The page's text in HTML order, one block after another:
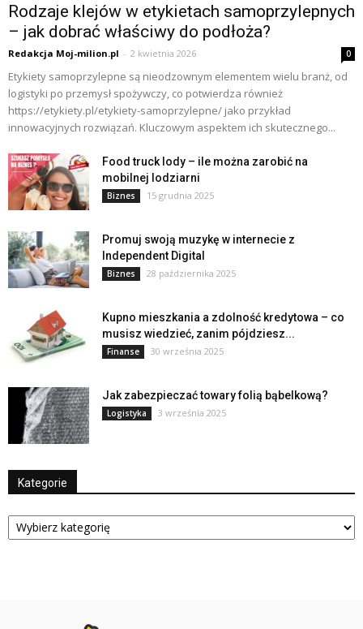
Rodzaje klejów w etykietach samoprzylepnych
– jak dobrać właściwy do podłoża?
Redakcja Moj-milion.pl - 2 kwietnia 2026 0
Etykiety samoprzylepne są nieodzownym elementem wielu branż, od
logistyki po przemysł spożywczy, co potwierdza również
https://etykiety.pl/etykiety-samoprzylepne/ jako przykład
innowacyjnych rozwiązań. Kluczowym aspektem ich skutecznego...
Food truck lody – ile można zarobić na
mobilnej lodziarni
Biznes 15 grudnia 2025
Promuj swoją muzykę w internecie z
Independent Digital
Biznes 28 października 2025
Kupno mieszkania a zdolność kredytowa – co
musisz wiedzieć, zanim pójdziesz...
Finanse 30 września 2025
Jak zabezpieczać towary folią bąbelkową?
Logistyka 3 września 2025
Kategorie
Kategorie